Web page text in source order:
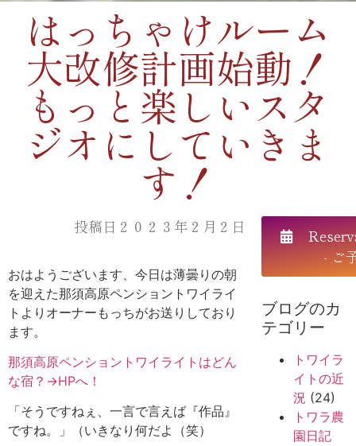
はっちゃけルーム
大改修計画始動！
もっと楽しいスタ
ジオにしていきま
す！
投稿日２０２３年２月２日
おはようございます、今日は薄曇りの朝
を迎えた那須高原ペンショントワイライ
トよりオーナーもっちがお送りしており
ます。
那須高原ペンショントワイライトはどん
な宿？→HPへ！
「そうですねぇ、一言で言えば『作品』
ですね。」（いきなり何だよ（笑）
- ご
ブログのカ
テゴリー
トワイラ
イトの近
況 (24)
トワラ農
園日記